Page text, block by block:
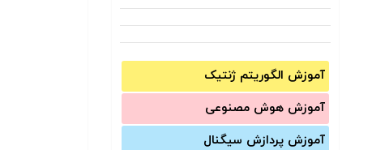
آموزش الگوریتم ژنتیک
آموزش‌ هوش مصنوعی
آموزش‌ پردازش سیگنال